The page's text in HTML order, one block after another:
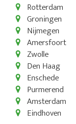
Rotterdam
Groningen
Nijmegen
Amersfoort
Zwolle
Den Haag
Enschede
Purmerend
Amsterdam
Eindhoven